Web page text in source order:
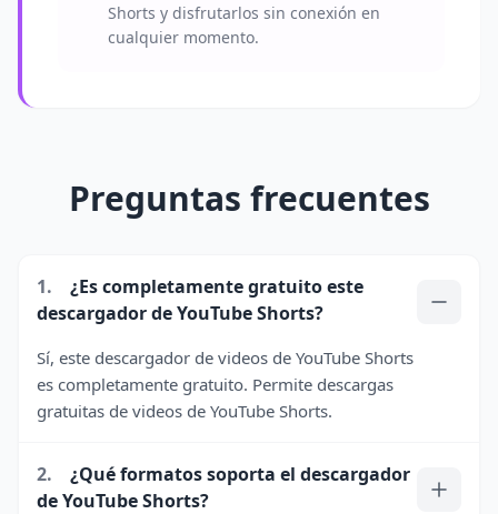
Shorts y disfrutarlos sin conexión en
cualquier momento.
Preguntas frecuentes
1.
¿Es completamente gratuito este
descargador de YouTube Shorts?
Sí, este descargador de videos de YouTube Shorts
es completamente gratuito. Permite descargas
gratuitas de videos de YouTube Shorts.
2.
¿Qué formatos soporta el descargador
de YouTube Shorts?